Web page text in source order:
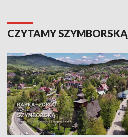
CZYTAMY SZYMBORSKĄ